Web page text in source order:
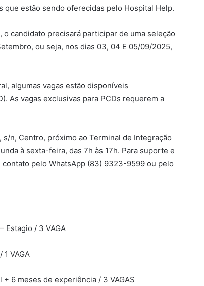
que estão sendo oferecidas pelo Hospital Help.
candidato precisará participar de uma seleção
ou seja, nos dias 03, 04 E 05/09/2025,
algumas vagas estão disponíveis
As vagas exclusivas para PCDs requerem a
n, Centro, próximo ao Terminal de Integração
à sexta-feira, das 7h às 17h. Para suporte e
pelo WhatsApp (83) 9323-9599 ou pelo
Estagio / 3 VAGA
VAGA
6 meses de experiência / 3 VAGAS